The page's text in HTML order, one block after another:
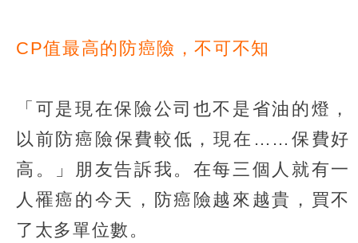
CP值最高的防癌險，不可不知
「可是現在保險公司也不是省油的燈，
以前防癌險保費較低，現在……保費好
高。」朋友告訴我。在每三個人就有一
人罹癌的今天，防癌險越來越貴，買不
了太多單位數。